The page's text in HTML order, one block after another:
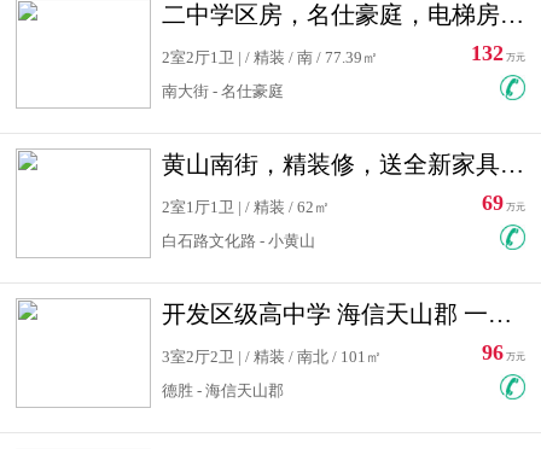
二中学区房，名仕豪庭，电梯房，双南卧室，单价低，急售
2室2厅1卫 | / 精装 / 南 / 77.39㎡
南大街 - 名仕豪庭
132 万元
黄山南街，精装修，送全新家具，看房有钥匙，实用面积大
2室1厅1卫 | / 精装 / 62㎡
白石路文化路 - 小黄山
69 万元
开发区级高中学 海信天山郡 一手合同没有税！ 送车位
3室2厅2卫 | / 精装 / 南北 / 101㎡
德胜 - 海信天山郡
96 万元